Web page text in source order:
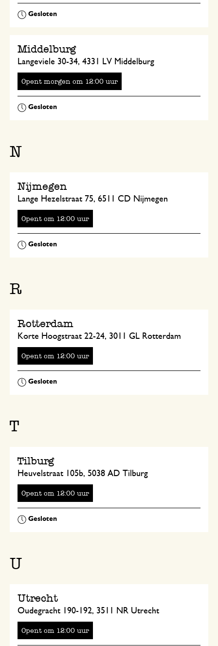
Opent om uur
Middelburg
Langeviele 30-34, 4331 LV Middelburg
N
Opent om uur
Nijmegen
Lange Hezelstraat 75, 6511 CD Nijmegen
R
Opent om uur
Rotterdam
Korte Hoogstraat 22-24, 3011 GL Rotterdam
T
Opent om uur
Tilburg
Heuvelstraat 105b, 5038 AD Tilburg
U
Opent om uur
Utrecht
Oudegracht 190-192, 3511 NR Utrecht